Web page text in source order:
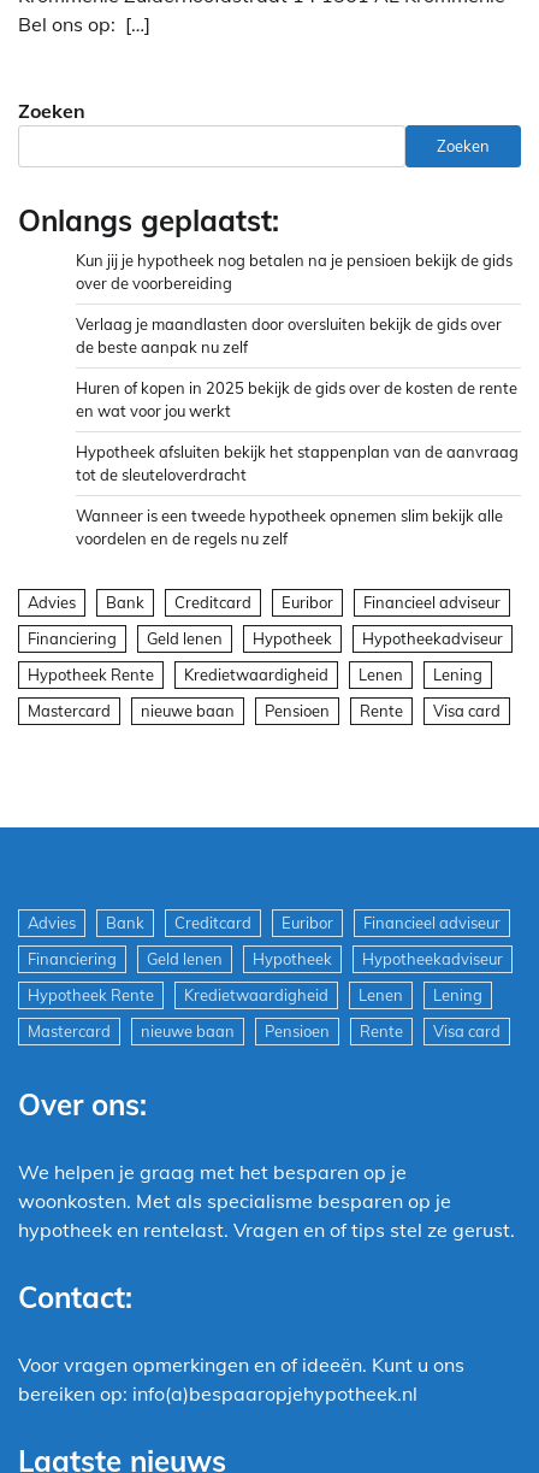
Bel ons op: […]
Zoeken
Zoeken
Onlangs geplaatst:
Kun jij je hypotheek nog betalen na je pensioen bekijk de gids
over de voorbereiding
Verlaag je maandlasten door oversluiten bekijk de gids over
de beste aanpak nu zelf
Huren of kopen in 2025 bekijk de gids over de kosten de rente
en wat voor jou werkt
Hypotheek afsluiten bekijk het stappenplan van de aanvraag
tot de sleuteloverdracht
Wanneer is een tweede hypotheek opnemen slim bekijk alle
voordelen en de regels nu zelf
Advies Bank Creditcard Euribor
Financieel adviseur
Financiering
Geld lenen Hypotheek
Hypotheekadviseur
Hypotheek Rente
Kredietwaardigheid Lenen
Lening
Mastercard
nieuwe baan Pensioen Rente Visa card
Advies Bank Creditcard Euribor
Financieel adviseur
Financiering
Geld lenen Hypotheek
Hypotheekadviseur
Hypotheek Rente
Kredietwaardigheid Lenen
Lening
Mastercard
nieuwe baan Pensioen Rente Visa card
Over ons:
We helpen je graag met het besparen op je
woonkosten. Met als specialisme besparen op je
hypotheek en rentelast. Vragen en of tips stel ze gerust.
Contact:
Voor vragen opmerkingen en of ideeën. Kunt u ons
bereiken op: info(a)bespaaropjehypotheek.nl
Laatste nieuws